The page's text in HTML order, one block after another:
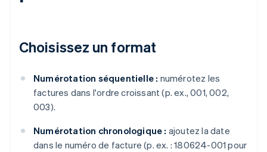
Choisissez un format
Numérotation séquentielle : numérotez les
factures dans l'ordre croissant (p. ex., 001, 002,
003).
Numérotation chronologique : ajoutez la date
dans le numéro de facture (p. ex. : 180624-001 pour